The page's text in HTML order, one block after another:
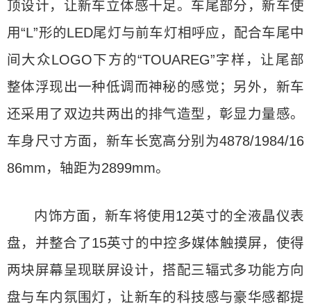
顶设计，让新车立体感十足。车尾部分，新车使
用“L”形的LED尾灯与前车灯相呼应，配合车尾中
间大众LOGO下方的“TOUAREG”字样，让尾部
整体浮现出一种低调而神秘的感觉；另外，新车
还采用了双边共两出的排气造型，彰显力量感。
车身尺寸方面，新车长宽高分别为4878/1984/16
86mm，轴距为2899mm。
内饰方面，新车将使用12英寸的全液晶仪表
盘，并整合了15英寸的中控多媒体触摸屏，使得
两块屏幕呈现联屏设计，搭配三辐式多功能方向
盘与车内氛围灯，让新车的科技感与豪华感都提